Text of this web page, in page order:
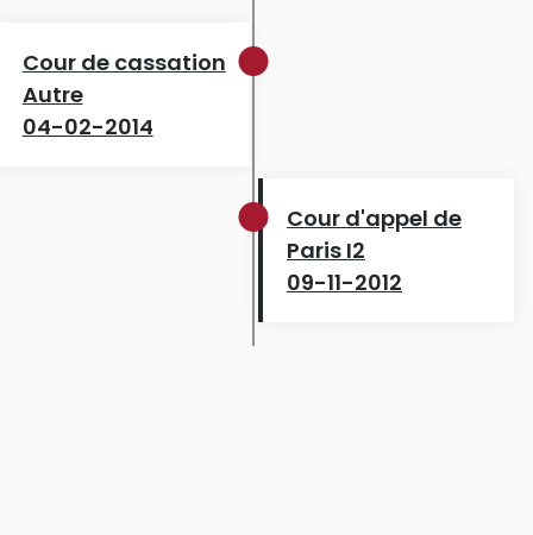
Cour de cassation
Autre
04-02-2014
Cour d'appel de
Paris I2
09-11-2012